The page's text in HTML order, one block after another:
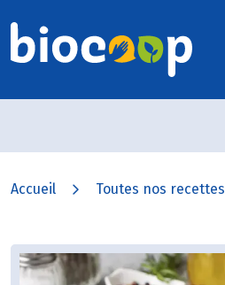
Accueil Toutes nos recettes